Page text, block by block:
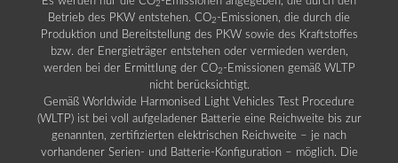
2
Betrieb des PKW entstehen. CO2 -Emissionen, die durch die
Produktion und Bereitstellung des PKW sowie des Kraftstoffes
bzw. der Energieträger entstehen oder vermieden werden,
werden bei der Ermittlung der CO2 -Emissionen gemäß WLTP
nicht berücksichtigt.
Gemäß Worldwide Harmonised Light Vehicles Test Procedure
(WLTP) ist bei voll aufgeladener Batterie eine Reichweite bis zur
genannten, zertifizierten elektrischen Reichweite – je nach
vorhandener Serien- und Batterie-Konfiguration – möglich. Die